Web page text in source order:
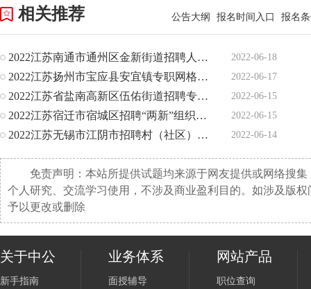
相关推荐 公告大纲 报名时间入口 报名
2022江苏南通市通州区金新街道招聘人力资源和社会保障基层公 2022-06-18
2022江苏扬州市宝应县安宜镇专职网格员招聘165人公告 2022-06-17
2022江苏省盐南高新区伍佑街道招聘专职网格员7人公告 2022-06-15
2022江苏宿迁市宿城区招聘“两新”组织专职党务工作者9人公 2022-06-15
2022江苏无锡市江阴市招聘村（社区）工作者121人公告 2022-06-14
免责声明：本站所提供试题均来源于网友提供或网络搜
个人研究、交流学习使用，不涉及商业盈利目的。如涉及版
予以更改或删除
关于中公
新手指南
业务体系
面授辅导
网站产品
职位查询